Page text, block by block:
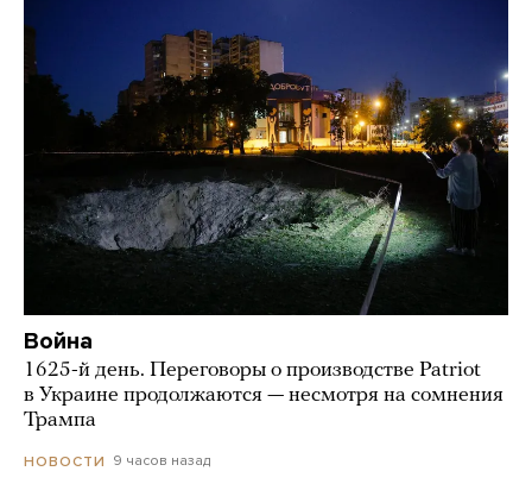
Война
1625-й день. Переговоры о производстве Patriot
в Украине продолжаются — несмотря на сомнения
Трампа
НОВОСТИ 9 часов назад